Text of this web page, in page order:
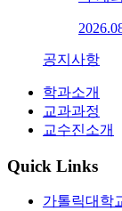
공지사항
학과소개
교과과정
교수진소개
Quick Links
가톨릭대학